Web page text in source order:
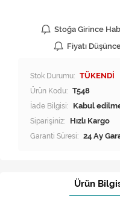
Stoğa Girince
Fiyatı
Stok Durumu: TÜKENDİ
Ürün Kodu: T548
İade Bilgisi:
Siparişiniz: Hızlı Kargo
Garanti Süresi: 24 Ay
Ürün